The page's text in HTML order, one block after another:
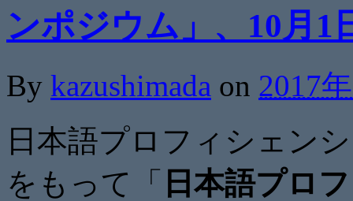
ンポジウム」、10月1
By kazushimada on 2017
日本語プロフィシェン
をもって「 日本語プロ